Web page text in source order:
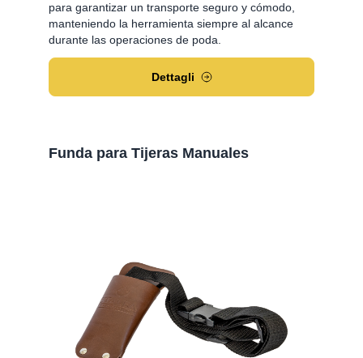
para garantizar un transporte seguro y cómodo,
manteniendo la herramienta siempre al alcance
durante las operaciones de poda.
Dettagli
Funda para Tijeras Manuales